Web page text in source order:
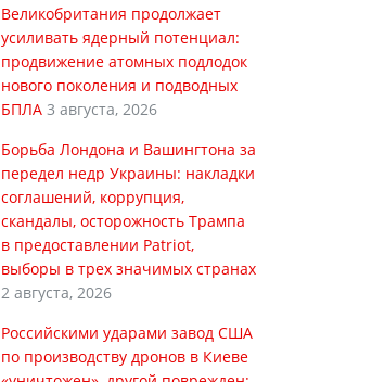
Великобритания продолжает
усиливать ядерный потенциал:
продвижение атомных подлодок
нового поколения и подводных
БПЛА 3 августа, 2026
Борьба Лондона и Вашингтона за
передел недр Украины: накладки
соглашений, коррупция,
скандалы, осторожность Трампа
в предоставлении Patriot,
выборы в трех значимых странах
2 августа, 2026
Российскими ударами завод США
по производству дронов в Киеве